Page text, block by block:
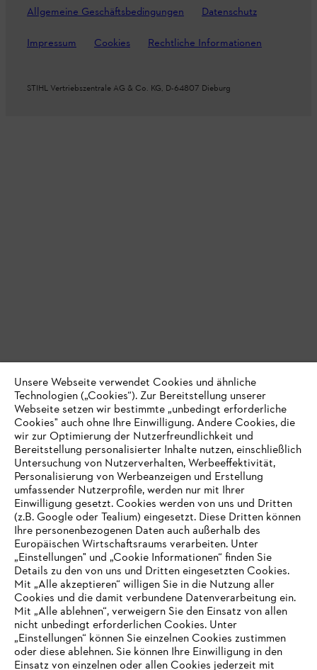
Allgemeine Geschäftsbedingungen Datenschutz
Impressum Cookies Rechtliche Informationen
STIHL Vertriebszentrale AG & Co. KG, D-64807 Dieburg
IHR BROWSER WIRD NICHT
UNTERSTÜTZT
Unsere Webseite verwendet Cookies und ähnliche
Technologien („Cookies“). Zur Bereitstellung unserer
Webseite setzen wir bestimmte „unbedingt erforderliche
Cookies" auch ohne Ihre Einwilligung. Andere Cookies, die
wir zur Optimierung der Nutzerfreundlichkeit und
Bereitstellung personalisierter Inhalte nutzen, einschließlich
Untersuchung von Nutzerverhalten, Werbeeffektivität,
Personalisierung von Werbeanzeigen und Erstellung
umfassender Nutzerprofile, werden nur mit Ihrer
Einwilligung gesetzt. Cookies werden von uns und Dritten
(z.B. Google oder Tealium) eingesetzt. Diese Dritten können
Ihre personenbezogenen Daten auch außerhalb des
Europäischen Wirtschaftsraums verarbeiten. Unter
„Einstellungen" und „Cookie Informationen“ finden Sie
Details zu den von uns und Dritten eingesetzten Cookies.
Mit „Alle akzeptieren“ willigen Sie in die Nutzung aller
Cookies und die damit verbundene Datenverarbeitung ein.
Mit „Alle ablehnen“, verweigern Sie den Einsatz von allen
nicht unbedingt erforderlichen Cookies. Unter
„Einstellungen“ können Sie einzelnen Cookies zustimmen
oder diese ablehnen. Sie können Ihre Einwilligung in den
Einsatz von einzelnen oder allen Cookies jederzeit mit